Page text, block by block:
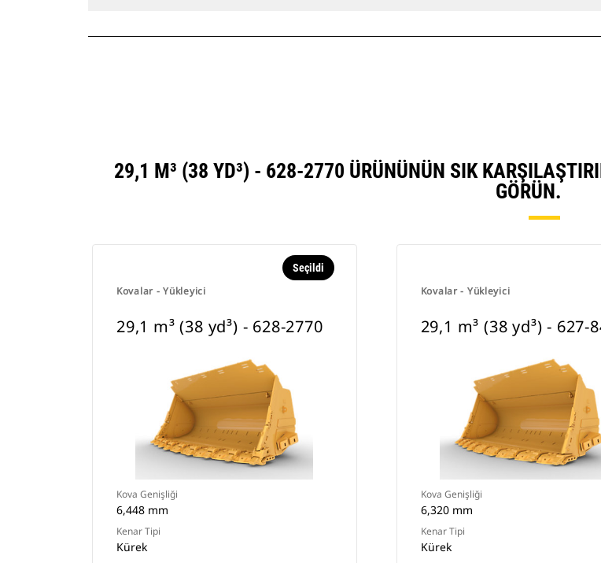
29,1 M³ (38 YD³) - 628-2770 ÜRÜNÜNÜN SIK
GÖRÜN.
Kovalar - Yükleyici
Seçildi
29,1 m³ (38 yd³) - 628-2770
Kova Genişliği
6,448 mm
Kenar Tipi
Kürek
Kovalar - Yükleyici
29,1 m³ (38 yd³) - 627-
Kova Genişliği
6,320 mm
Kenar Tipi
Kürek